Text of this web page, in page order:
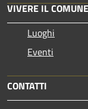
VIVERE IL COMUNE
Luoghi
Eventi
CONTATTI